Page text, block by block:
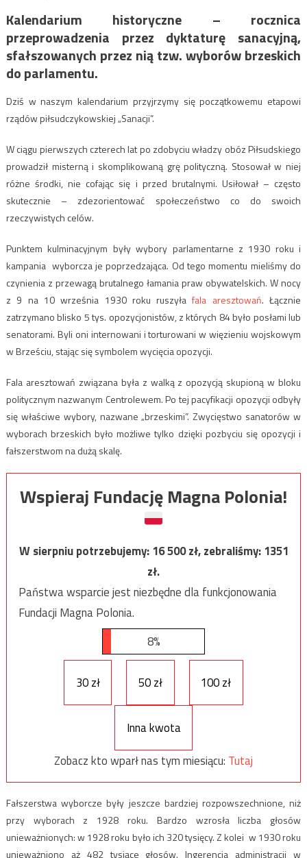
Kalendarium historyczne – rocznica
przeprowadzenia przez dyktaturę sanacyjną,
sfałszowanych przez nią tzw. wyborów brzeskich
do parlamentu.
Dziś w naszym kalendarium przyjrzymy się początkowemu etapowi
rządów piłsudczykowskiej „Sanacji”.
W ciągu pierwszych czterech lat po zdobyciu władzy obóz Piłsudskiego
prowadził misterną i skomplikowaną grę polityczną. Stosował w niej
różne środki, nie cofając się i przed brutalnymi. Usiłował – często
skutecznie – zdezorientować społeczeństwo co do swoich
rzeczywistych celów.
Punktem kulminacyjnym były wybory parlamentarne z 1930 roku i
kampania wyborcza je poprzedzająca. Od tego momentu mieliśmy do
czynienia z przewagą brutalnego łamania praw obywatelskich. W nocy
z 9 na 10 września 1930 roku ruszyłafala aresztowań. Łącznie
zatrzymano blisko 5 tys. opozycjonistów, z których 84 było posłami lub
senatorami. Byli oni internowani i torturowani w więzieniu wojskowym
w Brześciu, stając się symbolem wycięcia opozycji.
Fala aresztowań związana była z walką z opozycją skupioną w bloku
politycznym nazwanym Centrolewem. Po tej pacyfikacji opozycji odbyły
się właściwe wybory, nazwane „brzeskimi”. Zwycięstwo sanatorów w
wyborach brzeskich było możliwe tylko dzięki pozbyciu się opozycji i
fałszerstwom na dużą skalę.
Wspieraj Fundację Magna Polonia!
W sierpniu potrzebujemy:16 500zł, zebraliśmy:1351
zł.
Państwa wsparcie jest niezbędne dla funkcjonowania
Fundacji Magna Polonia.
8%
30 zł 50 zł 100 zł
Inna kwota
Zobacz kto wparł nas tym miesiącu: Tutaj
Fałszerstwa wyborcze były jeszcze bardziej rozpowszechnione, niż
przy wyborach z 1928 roku. Bardzo wzrosła liczba głosów
unieważnionych: w 1928 roku było ich 320 tysięcy. Z kolei w 1930 roku
unieważniono aż 482 tysiące głosów. Ingerencja administracji w